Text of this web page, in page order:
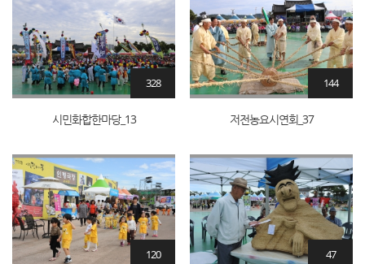
시민화합한마당_13
328
저전농요시연회_37
144
120 47